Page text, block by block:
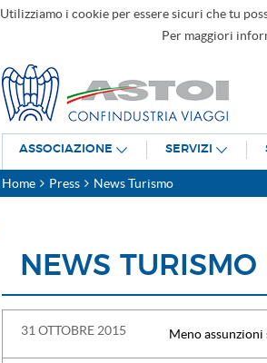
Utilizziamo i cookie per essere sicuri che tu
Per maggiori
ASSOCIAZIONE SERVIZI
Home Press News Turismo
NEWS TURISMO
31 OTTOBRE 2015 Meno